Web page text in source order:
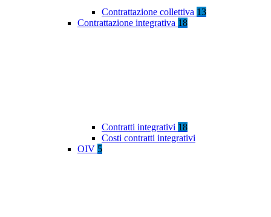
Contrattazione collettiva 13
Contrattazione integrativa 18
Contratti integrativi 18
Costi contratti integrativi
OIV 5